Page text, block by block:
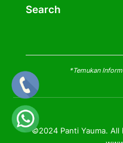
Search
*Temukan
©2024 Panti Yauma. All